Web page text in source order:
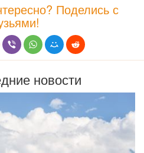
Поделись с
новости